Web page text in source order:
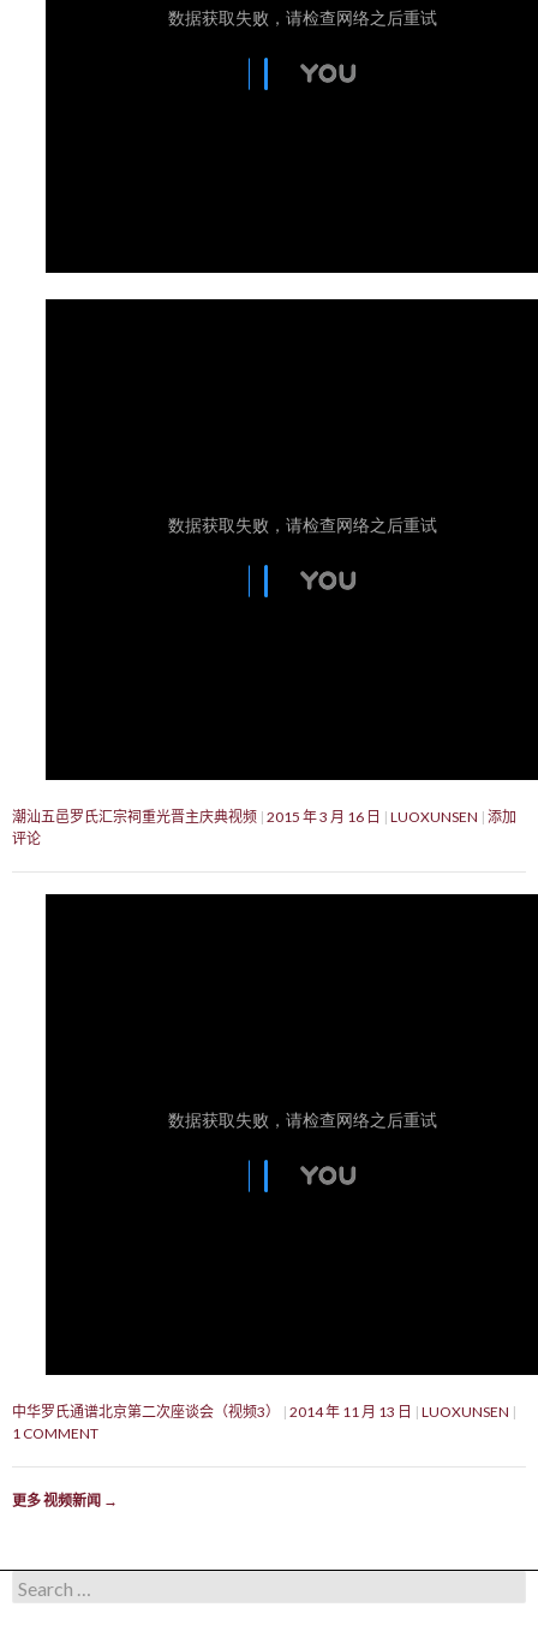
潮汕五邑罗氏汇宗祠重光晋主庆典视频 2015 年 3 月 16 日 LUOXUNSEN 添加
评论
中华罗氏通谱北京第二次座谈会（视频3） 2014 年 11 月 13 日
LUOXUNSEN
1 COMMENT
更多 视频新闻 →
Search for: